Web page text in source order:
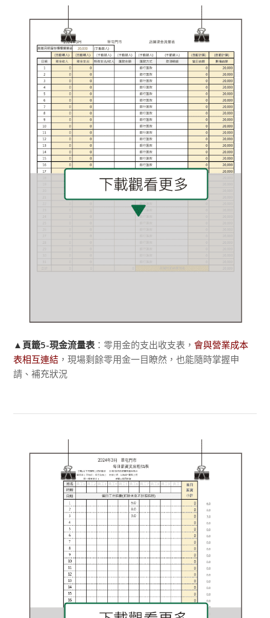
▲ 頁籤5-現金流量表 ：零用金的支出收支表，會與營業成本
表相互連結 ，現場剩餘零用金一目瞭然，也能隨時掌握申
請、補充狀況